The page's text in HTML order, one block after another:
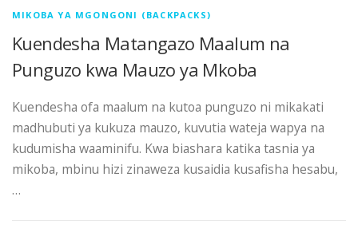
MIKOBA YA MGONGONI (BACKPACKS)
Kuendesha Matangazo Maalum na
Punguzo kwa Mauzo ya Mkoba
Kuendesha ofa maalum na kutoa punguzo ni mikakati
madhubuti ya kukuza mauzo, kuvutia wateja wapya na
kudumisha waaminifu. Kwa biashara katika tasnia ya
mikoba, mbinu hizi zinaweza kusaidia kusafisha hesabu,
…